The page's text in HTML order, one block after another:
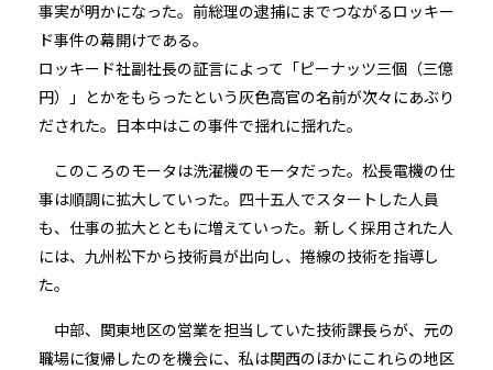
事実が明かになった。前総理の逮捕にまでつながるロッキー
ド事件の幕開けである。
ロッキード社副社長の証言によって「ピーナッツ三個（三億
円）」とかをもらったという灰色高官の名前が次々にあぶり
だされた。日本中はこの事件で揺れに揺れた。
このころのモータは洗濯機のモータだった。松長電機の仕
事は順調に拡大していった。四十五人でスタートした人員
も、仕事の拡大とともに増えていった。新しく採用された人
には、九州松下から技術員が出向し、捲線の技術を指導し
た。
中部、関東地区の営業を担当していた技術課長らが、元の
職場に復帰したのを機会に、私は関西のほかにこれらの地区